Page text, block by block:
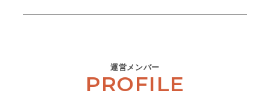
運営メンバー
PROFILE